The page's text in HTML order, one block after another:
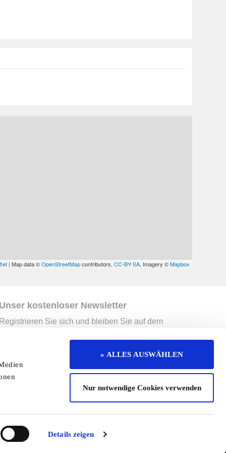
Details zeigen
» ALLES AUSWÄHLEN
Nur notwendige Cookies verwenden
| Map data ©OpenStreetMapcontributors, CC-BY-SA, Imagery ©Mapbox
Unser kostenloser Newsletter
Registrieren Sie sich und bleiben Sie auf dem
Kontakt Mediadaten Jobs